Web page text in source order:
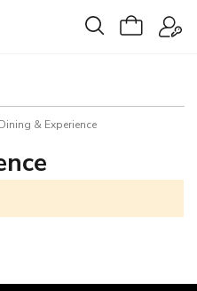
Dining & Experience